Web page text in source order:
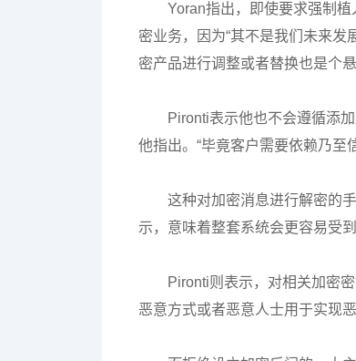
Yoran指出，即使要求强制
密业务，因为“其不是我们未来发
密产品进行调整或者替换也是个
Pironti表示他也不会遵循添
他指出。“毕竟客户需要依赖乃至
这种对加密消息进行解密的
示，意味着整套系统会更容易受
Pironti则表示，对相关加密
恶意方式或者恶意人士用于实现